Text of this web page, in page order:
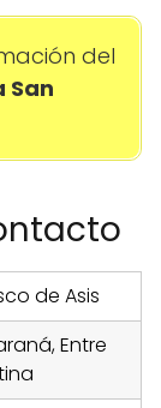
del
San
de Asis
Entre